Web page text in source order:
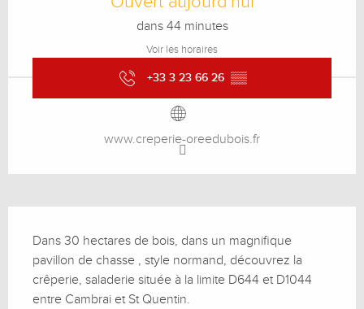
dans 44 minutes
Voir les horaires
+33 3 23 66 26 ▒▒
www.creperie-oreedubois.fr
Dans 30 hectares de bois, dans un magnifique
pavillon de chasse , style normand, découvrez la
crêperie, saladerie située à la limite D644 et D1044
entre Cambrai et St Quentin.